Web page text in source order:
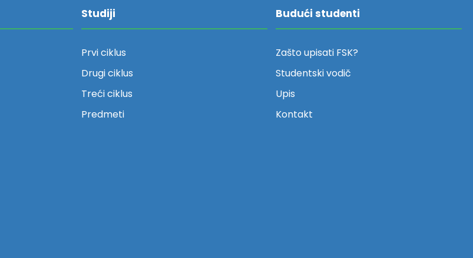
Studiji
Prvi ciklus
Drugi ciklus
Treći ciklus
Predmeti
Budući studenti
Zašto upisati FSK?
Studentski vodič
Upis
Kontakt